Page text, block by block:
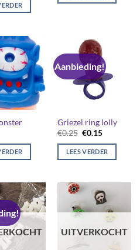
Aanbieding!
Griezel ring lolly
€0.25 Oorspronkelijke
was:
€0.25.
€0.15Huidige
is:
€0.15.
LEES VERDER
UITVERKOCHT